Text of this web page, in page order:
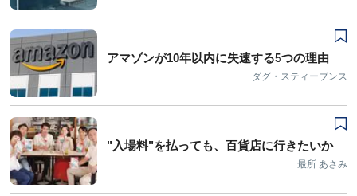
アマゾンが10年以内に失速する5つの理由
ダグ・スティーブンス
"入場料"を払っても、百貨店に行きたいか
最所 あさみ